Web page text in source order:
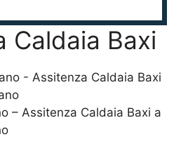
Caldaia Baxi
– Assitenza Caldaia Baxi a